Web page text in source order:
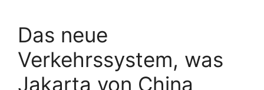
Das neue
Verkehrssystem, was
Jakarta von China